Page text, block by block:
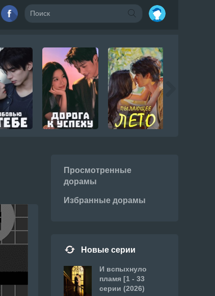
Просмотренные
дорамы
Избранные дорамы
Новые серии
И вспыхнуло
пламя [1 - 33
серии (2026)